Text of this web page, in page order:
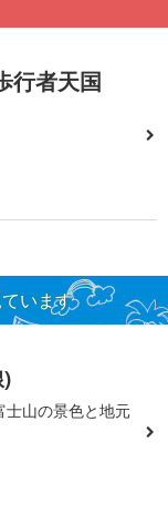
行者天国
います
士山の景色と地元